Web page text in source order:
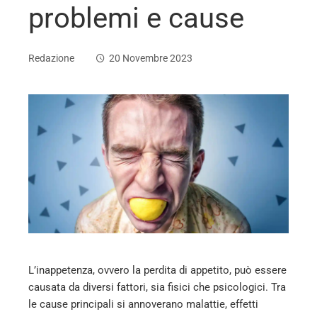
problemi e cause
Redazione 20 Novembre 2023
L’inappetenza, ovvero la perdita di appetito, può essere
causata da diversi fattori, sia fisici che psicologici. Tra
le cause principali si annoverano malattie, effetti